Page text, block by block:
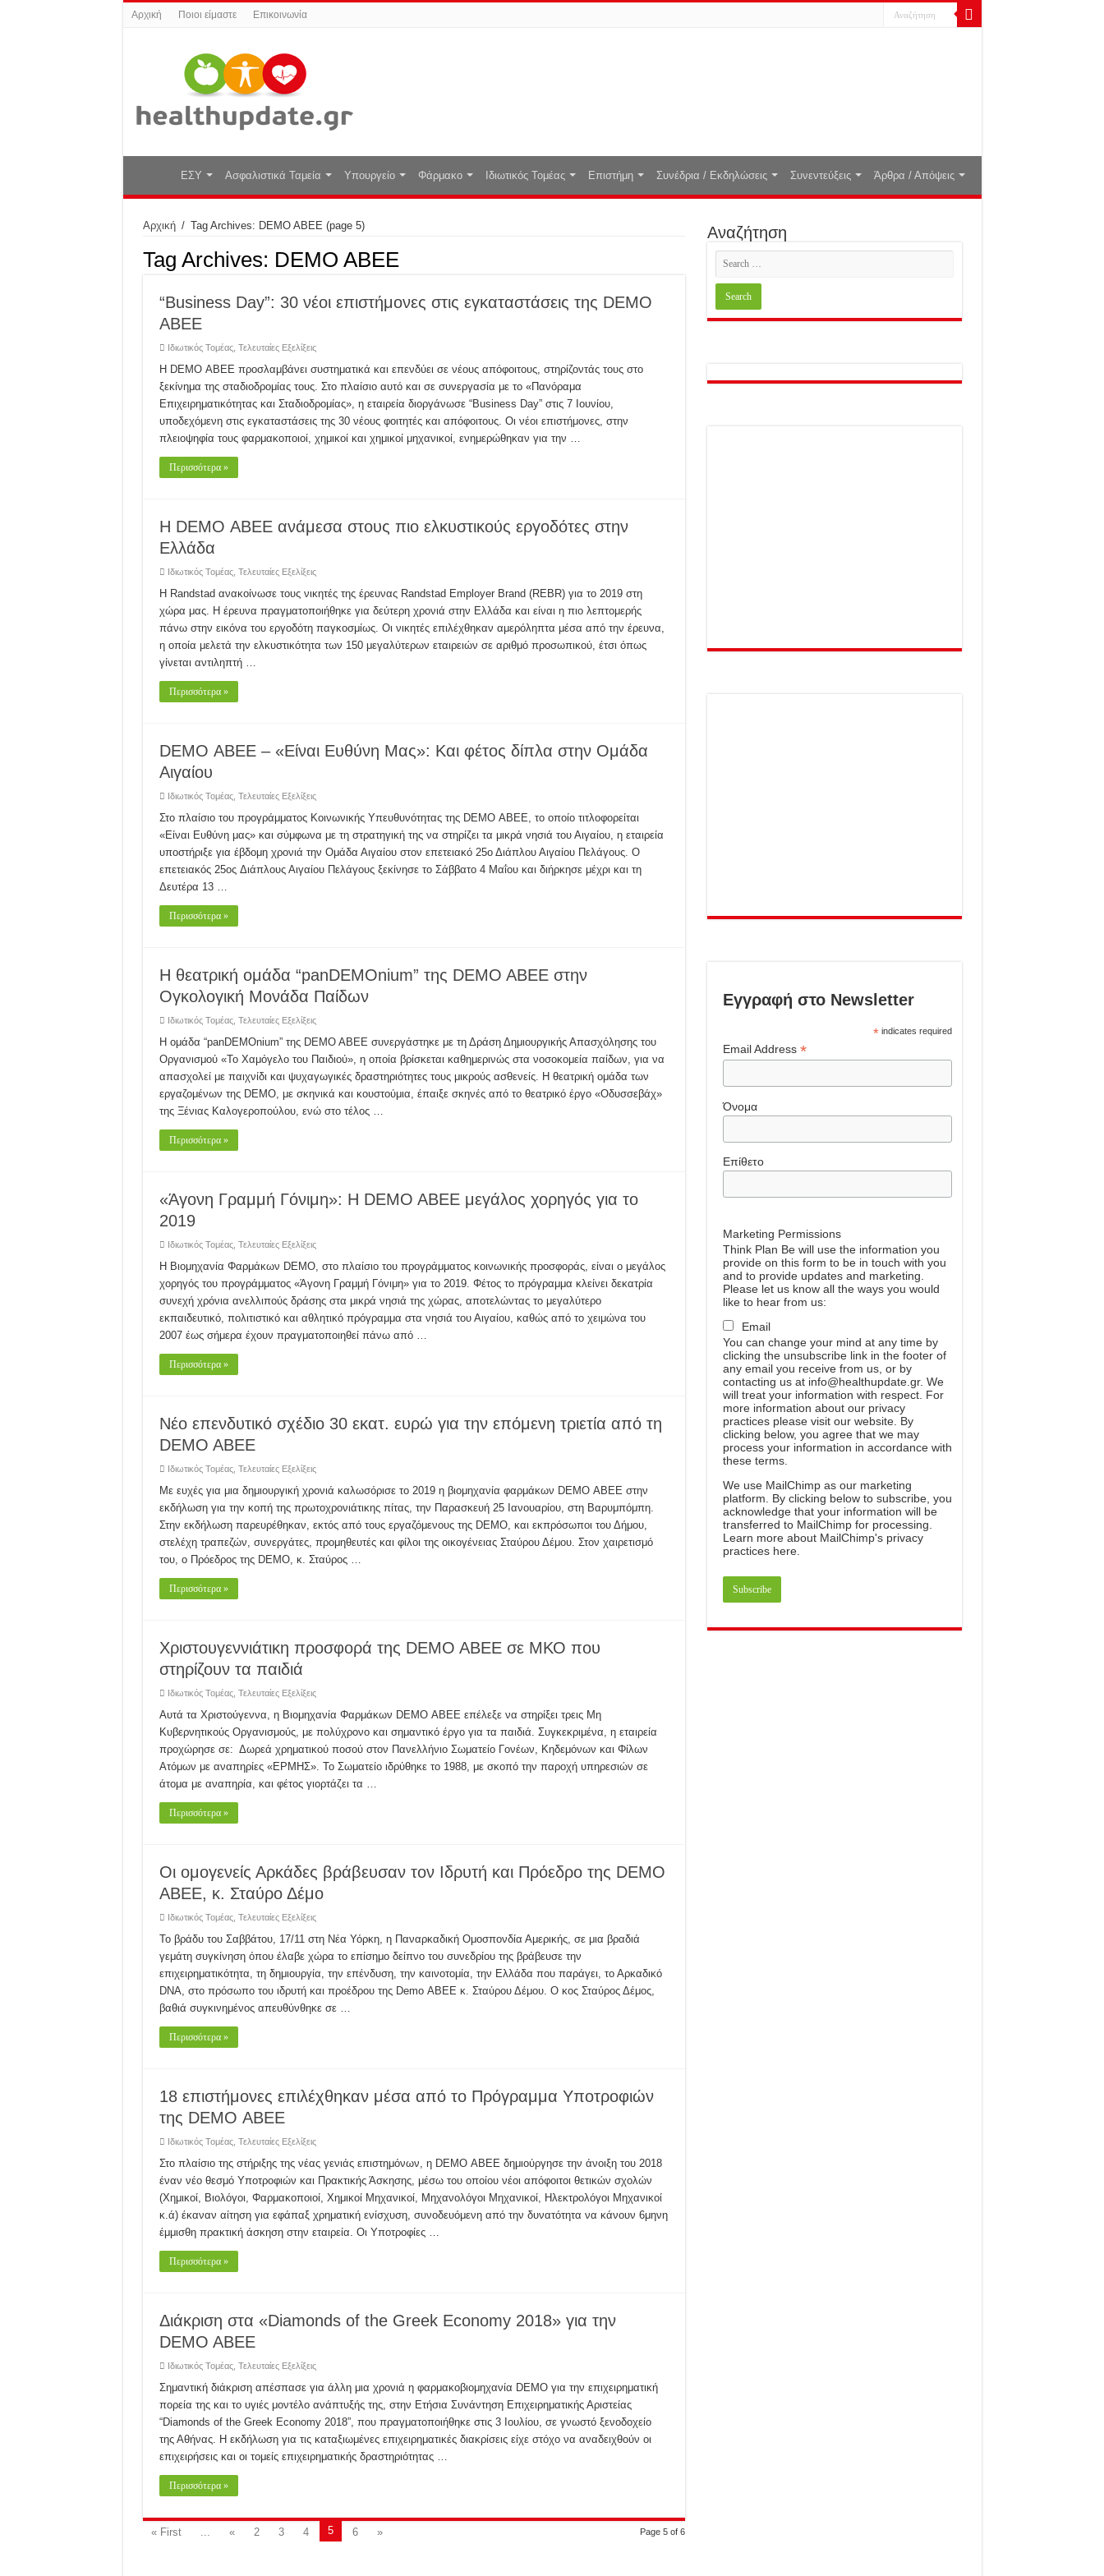
Αρχική Ποιοι είμαστε Επικοινωνία
ΕΣΥ Ασφαλιστικά Ταμεία Υπουργείο Φάρμακο Ιδιωτικός Τομέας Επιστήμη Συνέδρια / Εκδηλώσεις Συνεντεύξεις Άρθρα / Απόψεις
Αρχική / Tag Archives: DEMO ABEE (page 5)
Tag Archives: DEMO ABEE
“Business Day”: 30 νέοι επιστήμονες στις εγκαταστάσεις της DEMO
ABEE
Ιδιωτικός Τομέας, Τελευταίες Εξελίξεις
Η DEMO ΑΒΕΕ προσλαμβάνει συστηματικά και επενδύει σε νέους απόφοιτους, στηρίζοντάς τους στο
ξεκίνημα της σταδιοδρομίας τους. Στο πλαίσιο αυτό και σε συνεργασία με το «Πανόραμα
Επιχειρηματικότητας και Σταδιοδρομίας», η εταιρεία διοργάνωσε “Business Day” στις 7 Ιουνίου,
υποδεχόμενη στις εγκαταστάσεις της 30 νέους φοιτητές και απόφοιτους. Οι νέοι επιστήμονες, στην
πλειοψηφία τους φαρμακοποιοί, χημικοί και χημικοί μηχανικοί, ενημερώθηκαν για την …
Περισσότερα »
Η DEMO ΑΒΕΕ ανάμεσα στους πιο ελκυστικούς εργοδότες στην
Ελλάδα
Ιδιωτικός Τομέας, Τελευταίες Εξελίξεις
Η Randstad ανακοίνωσε τους νικητές της έρευνας Randstad Employer Brand (REBR) για το 2019 στη
χώρα μας. Η έρευνα πραγματοποιήθηκε για δεύτερη χρονιά στην Ελλάδα και είναι η πιο λεπτομερής
πάνω στην εικόνα του εργοδότη παγκοσμίως. Οι νικητές επιλέχθηκαν αμερόληπτα μέσα από την έρευνα,
η οποία μελετά την ελκυστικότητα των 150 μεγαλύτερων εταιρειών σε αριθμό προσωπικού, έτσι όπως
γίνεται αντιληπτή …
Περισσότερα »
DEMO ΑΒΕΕ – «Είναι Ευθύνη Μας»: Και φέτος δίπλα στην Ομάδα
Αιγαίου
Ιδιωτικός Τομέας, Τελευταίες Εξελίξεις
Στο πλαίσιο του προγράμματος Κοινωνικής Υπευθυνότητας της DEMO ΑΒΕΕ, το οποίο τιτλοφορείται
«Είναι Ευθύνη μας» και σύμφωνα με τη στρατηγική της να στηρίζει τα μικρά νησιά του Αιγαίου, η εταιρεία
υποστήριξε για έβδομη χρονιά την Ομάδα Αιγαίου στον επετειακό 25ο Διάπλου Αιγαίου Πελάγους. Ο
επετειακός 25ος Διάπλους Αιγαίου Πελάγους ξεκίνησε το Σάββατο 4 Μαΐου και διήρκησε μέχρι και τη
Δευτέρα 13 …
Περισσότερα »
Η θεατρική ομάδα “panDEMOnium” της DEMO ABEE στην
Ογκολογική Μονάδα Παίδων
Ιδιωτικός Τομέας, Τελευταίες Εξελίξεις
Η ομάδα “panDEMOnium” της DEMO ABEE συνεργάστηκε με τη Δράση Δημιουργικής Απασχόλησης του
Οργανισμού «Το Χαμόγελο του Παιδιού», η οποία βρίσκεται καθημερινώς στα νοσοκομεία παίδων, για να
απασχολεί με παιχνίδι και ψυχαγωγικές δραστηριότητες τους μικρούς ασθενείς. Η θεατρική ομάδα των
εργαζομένων της DEMO, με σκηνικά και κουστούμια, έπαιξε σκηνές από το θεατρικό έργο «Οδυσσεβάχ»
της Ξένιας Καλογεροπούλου, ενώ στο τέλος …
Περισσότερα »
«Άγονη Γραμμή Γόνιμη»: H DEMO ABEE μεγάλος χορηγός για το
2019
Ιδιωτικός Τομέας, Τελευταίες Εξελίξεις
Η Βιομηχανία Φαρμάκων DEMO, στο πλαίσιο του προγράμματος κοινωνικής προσφοράς, είναι ο μεγάλος
χορηγός του προγράμματος «Άγονη Γραμμή Γόνιμη» για το 2019. Φέτος το πρόγραμμα κλείνει δεκατρία
συνεχή χρόνια ανελλιπούς δράσης στα μικρά νησιά της χώρας, αποτελώντας το μεγαλύτερο
εκπαιδευτικό, πολιτιστικό και αθλητικό πρόγραμμα στα νησιά του Αιγαίου, καθώς από το χειμώνα του
2007 έως σήμερα έχουν πραγματοποιηθεί πάνω από …
Περισσότερα »
Νέο επενδυτικό σχέδιο 30 εκατ. ευρώ για την επόμενη τριετία από τη
DEMO ABEE
Ιδιωτικός Τομέας, Τελευταίες Εξελίξεις
Με ευχές για μια δημιουργική χρονιά καλωσόρισε το 2019 η βιομηχανία φαρμάκων DEMO ΑΒΕΕ στην
εκδήλωση για την κοπή της πρωτοχρονιάτικης πίτας, την Παρασκευή 25 Ιανουαρίου, στη Βαρυμπόμπη.
Στην εκδήλωση παρευρέθηκαν, εκτός από τους εργαζόμενους της DEMO, και εκπρόσωποι του Δήμου,
στελέχη τραπεζών, συνεργάτες, προμηθευτές και φίλοι της οικογένειας Σταύρου Δέμου. Στον χαιρετισμό
του, ο Πρόεδρος της DEMO, κ. Σταύρος …
Περισσότερα »
Χριστουγεννιάτικη προσφορά της DEMO ABEE σε ΜΚΟ που
στηρίζουν τα παιδιά
Ιδιωτικός Τομέας, Τελευταίες Εξελίξεις
Αυτά τα Χριστούγεννα, η Βιομηχανία Φαρμάκων DEMO ΑΒΕΕ επέλεξε να στηρίξει τρεις Μη
Κυβερνητικούς Οργανισμούς, με πολύχρονο και σημαντικό έργο για τα παιδιά. Συγκεκριμένα, η εταιρεία
προχώρησε σε: Δωρεά χρηματικού ποσού στον Πανελλήνιο Σωματείο Γονέων, Κηδεμόνων και Φίλων
Ατόμων με αναπηρίες «ΕΡΜΗΣ». Το Σωματείο ιδρύθηκε το 1988, με σκοπό την παροχή υπηρεσιών σε
άτομα με αναπηρία, και φέτος γιορτάζει τα …
Περισσότερα »
Οι ομογενείς Αρκάδες βράβευσαν τον Ιδρυτή και Πρόεδρο της DEMO
ABEE, κ. Σταύρο Δέμο
Ιδιωτικός Τομέας, Τελευταίες Εξελίξεις
Το βράδυ του Σαββάτου, 17/11 στη Νέα Υόρκη, η Παναρκαδική Ομοσπονδία Αμερικής, σε μια βραδιά
γεμάτη συγκίνηση όπου έλαβε χώρα το επίσημο δείπνο του συνεδρίου της βράβευσε την
επιχειρηματικότητα, τη δημιουργία, την επένδυση, την καινοτομία, την Ελλάδα που παράγει, το Αρκαδικό
DNA, στο πρόσωπο του ιδρυτή και προέδρου της Demo ΑΒΕΕ κ. Σταύρου Δέμου. Ο κος Σταύρος Δέμος,
βαθιά συγκινημένος απευθύνθηκε σε …
Περισσότερα »
18 επιστήμονες επιλέχθηκαν μέσα από το Πρόγραμμα Υποτροφιών
της DEMO ΑΒΕΕ
Ιδιωτικός Τομέας, Τελευταίες Εξελίξεις
Στο πλαίσιο της στήριξης της νέας γενιάς επιστημόνων, η DEMO ΑΒΕΕ δημιούργησε την άνοιξη του 2018
έναν νέο θεσμό Υποτροφιών και Πρακτικής Άσκησης, μέσω του οποίου νέοι απόφοιτοι θετικών σχολών
(Χημικοί, Βιολόγοι, Φαρμακοποιοί, Χημικοί Μηχανικοί, Μηχανολόγοι Μηχανικοί, Ηλεκτρολόγοι Μηχανικοί
κ.ά) έκαναν αίτηση για εφάπαξ χρηματική ενίσχυση, συνοδευόμενη από την δυνατότητα να κάνουν 6μηνη
έμμισθη πρακτική άσκηση στην εταιρεία. Οι Υποτροφίες …
Περισσότερα »
Διάκριση στα «Diamonds of the Greek Economy 2018» για την
DEMO ABEE
Ιδιωτικός Τομέας, Τελευταίες Εξελίξεις
Σημαντική διάκριση απέσπασε για άλλη μια χρονιά η φαρμακοβιομηχανία DEMO για την επιχειρηματική
πορεία της και το υγιές μοντέλο ανάπτυξής της, στην Ετήσια Συνάντηση Επιχειρηματικής Αριστείας
“Diamonds of the Greek Economy 2018”, που πραγματοποιήθηκε στις 3 Ιουλίου, σε γνωστό ξενοδοχείο
της Αθήνας. Η εκδήλωση για τις καταξιωμένες επιχειρηματικές διακρίσεις είχε στόχο να αναδειχθούν οι
επιχειρήσεις και οι τομείς επιχειρηματικής δραστηριότητας …
Περισσότερα »
Page 5 of 6
« First ... « 2 3 4 5 6 »
Αναζήτηση
Εγγραφή στο Newsletter
*indicates required
Email Address *
Όνομα
Επίθετο
Marketing Permissions
Think Plan Be will use the information you
provide on this form to be in touch with you
and to provide updates and marketing.
Please let us know all the ways you would
like to hear from us:
Email
You can change your mind at any time by
clicking the unsubscribe link in the footer of
any email you receive from us, or by
contacting us at info@healthupdate.gr. We
will treat your information with respect. For
more information about our privacy
practices please visit our website. By
clicking below, you agree that we may
process your information in accordance with
these terms.
We use MailChimp as our marketing
platform
By clicking below to subscribe, you
acknowledge that your information will be
transferred to MailChimp for processing
Learn more about MailChimp's privacy
practices here.